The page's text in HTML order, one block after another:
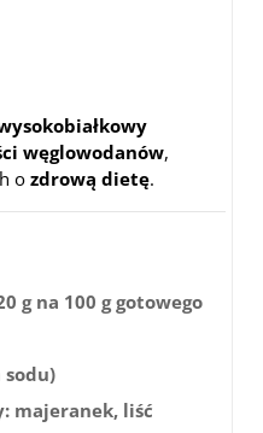
węglowodanów,
o zdrową dietę.
g na 100 g gotowego
sodu)
majeranek, liść